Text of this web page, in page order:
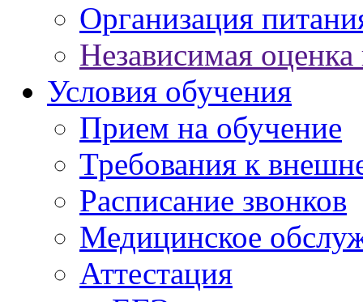
Организация
Независимая оценка
Условия обучения
Прием на обучение
Требования к
Расписание звонков
Медицинское
Аттестация